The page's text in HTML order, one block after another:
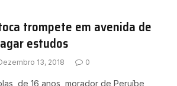
trompete em avenida de
estudos
13, 2018 0
de 16 anos, morador de Peruíbe,